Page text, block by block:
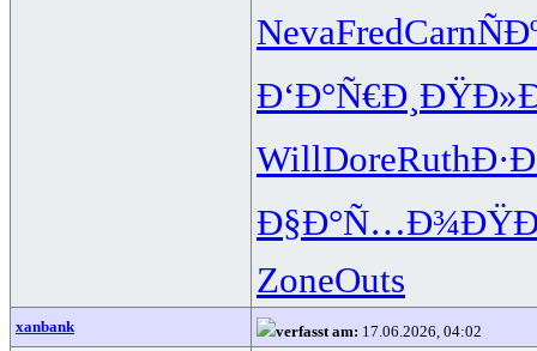
NevaFredCarn
Ð‘Ð°Ñ€Ð¸
WillDoreRuth
Ð§Ð°Ñ…Ð¾
ZoneOuts
xanbank verfasst am: 17.06.2026, 04:02